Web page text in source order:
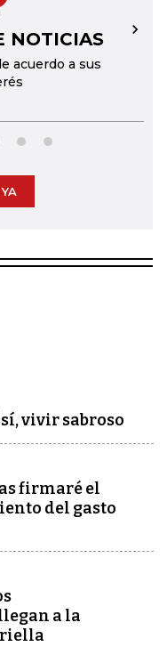
NOTICIAS
acuerdo a sus
→
vivir sabroso
firmaré el
del gasto
a la